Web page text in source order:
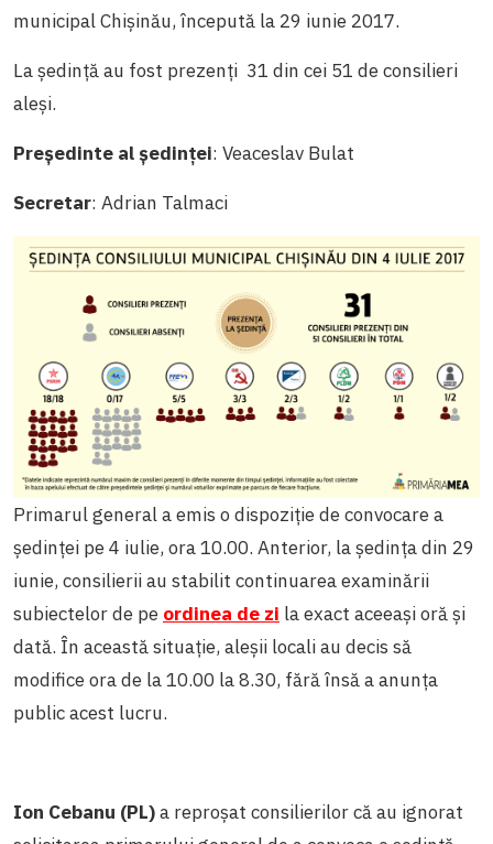
municipal Chișinău, începută la 29 iunie 2017.
La ședință au fost prezenți 31 din cei 51 de consilieri
aleși.
Președinte al ședinței: Veaceslav Bulat
Secretar: Adrian Talmaci
Primarul general a emis o dispoziție de convocare a
ședinței pe 4 iulie, ora 10.00. Anterior, la ședința din 29
iunie, consilierii au stabilit continuarea examinării
subiectelor de pe ordinea de zi la exact aceeași oră și
dată. În această situație, aleșii locali au decis să
modifice ora de la 10.00 la 8.30, fără însă a anunța
public acest lucru.
Ion Cebanu (PL)a reproșat consilierilor că au ignorat